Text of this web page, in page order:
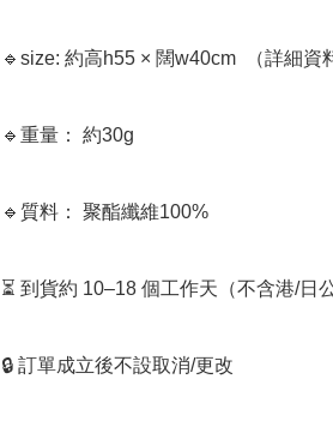
🔹size: 約高h55 × 闊w40cm  （詳細資
🔹重量： 約30g
🔹質料： 聚酯纖維100%
⏳ 到貨約 10–18 個工作天（不含港/日
🔒 訂單成立後不設取消/更改